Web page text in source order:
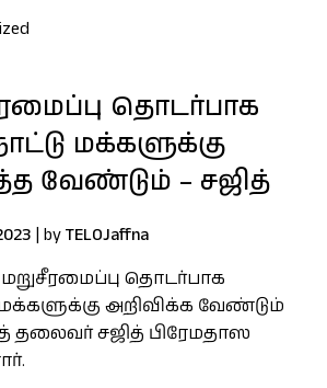
தொடர்பாக
மக்களுக்கு
வேண்டும் – சஜித்
| byTELOJaffna
தொடர்பாக
மக்களுக்கு அறிவிக்க வேண்டும்
தலைவர் சஜித் பிரேமதாஸ